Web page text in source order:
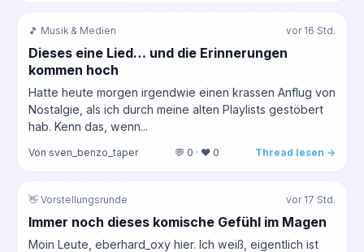
🎵 Musik & Medien vor 16 Std.
Dieses eine Lied… und die Erinnerungen
kommen hoch
Hatte heute morgen irgendwie einen krassen Anflug von
Nostalgie, als ich durch meine alten Playlists gestöbert
hab. Kenn das, wenn...
Von sven_benzo_taper 💬 0 · ❤️ 0 Thread lesen →
👋 Vorstellungsrunde vor 17 Std.
Immer noch dieses komische Gefühl im Magen
Moin Leute, eberhard_oxy hier. Ich weiß, eigentlich ist